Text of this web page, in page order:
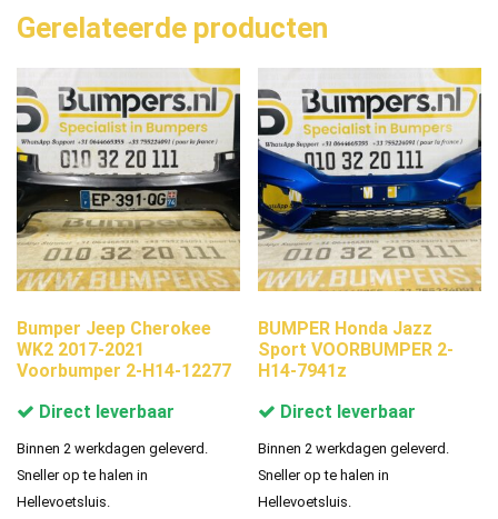
Gerelateerde producten
Bumper Jeep Cherokee
WK2 2017-2021
Voorbumper 2-H14-12277
Direct leverbaar
Binnen 2 werkdagen geleverd.
Sneller op te halen in
Hellevoetsluis.
BUMPER Honda Jazz
Sport VOORBUMPER 2-
H14-7941z
Direct leverbaar
Binnen 2 werkdagen geleverd.
Sneller op te halen in
Hellevoetsluis.